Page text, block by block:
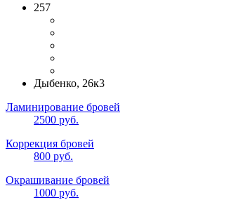
257
Дыбенко, 26к3
Ламинирование бровей
2500 руб.
Коррекция бровей
800 руб.
Окрашивание бровей
1000 руб.